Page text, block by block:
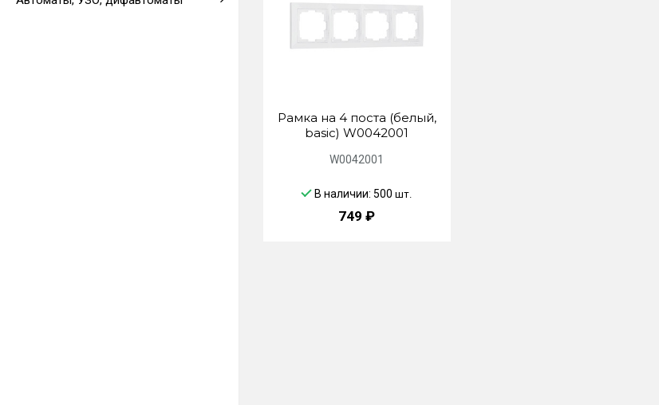
Рамка на 4 поста (белый,
basic) W0042001
W0042001
В наличии: 500шт.
749 ₽